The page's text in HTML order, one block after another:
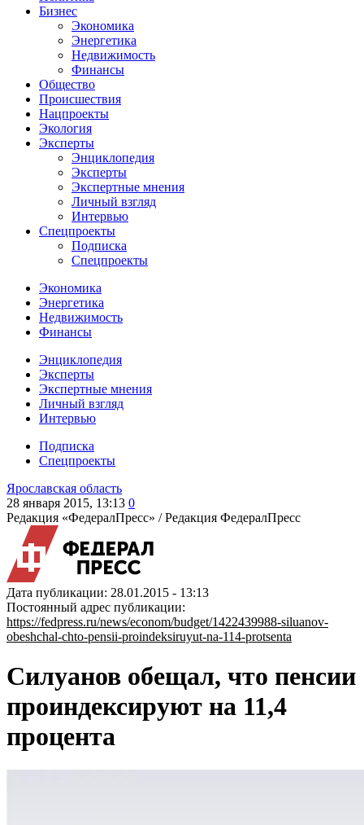
Бизнес
Экономика
Энергетика
Недвижимость
Финансы
Общество
Происшествия
Нацпроекты
Экология
Эксперты
Энциклопедия
Эксперты
Экспертные мнения
Личный взгляд
Интервью
Спецпроекты
Подписка
Спецпроекты
Экономика
Энергетика
Недвижимость
Финансы
Энциклопедия
Эксперты
Экспертные мнения
Личный взгляд
Интервью
Подписка
Спецпроекты
Ярославская область
28 января 2015, 13:13 0
Редакция «ФедералПресс» /Редакция ФедералПресс
Дата публикации: 28.01.2015 - 13:13
Постоянный адрес публикации:
https://fedpress.ru/news/econom/budget/1422439988-siluanov-
obeshchal-chto-pensii-proindeksiruyut-na-114-protsenta
Силуанов обещал, что пенсии
проиндексируют на 11,4
процента